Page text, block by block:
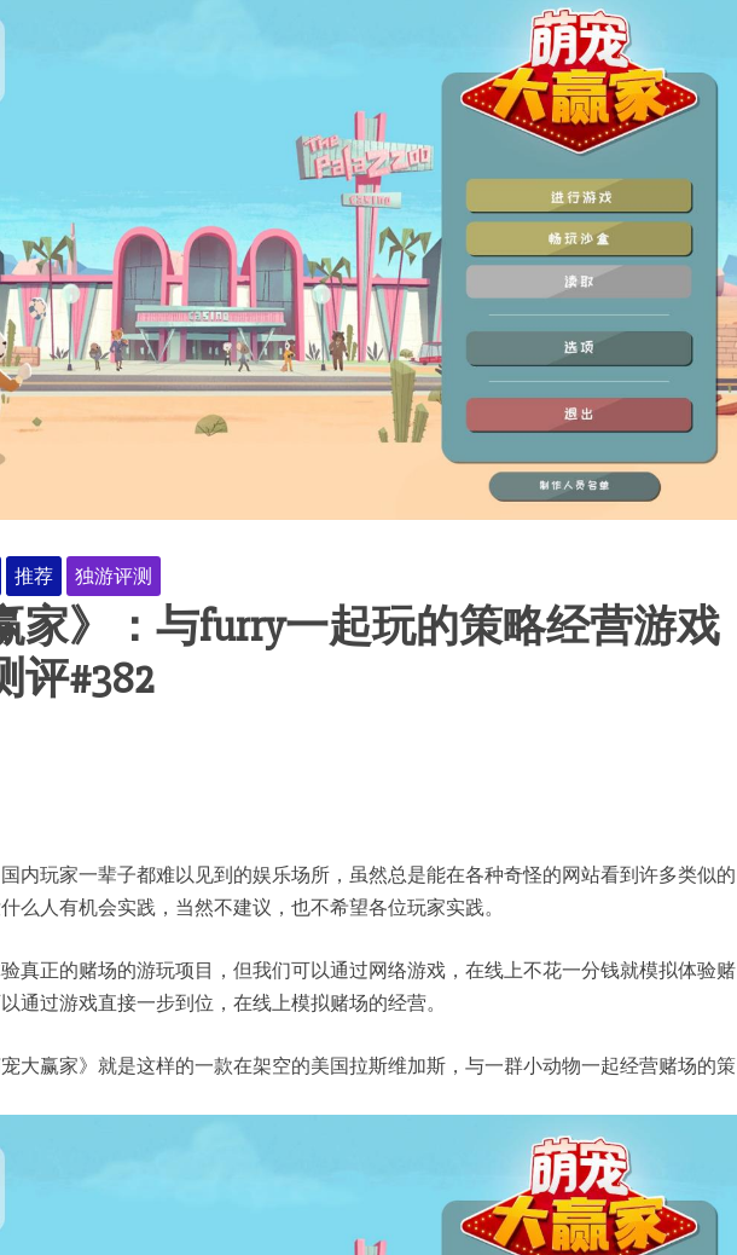
推荐 独游评测
家》：与furry一起玩的策略经营游戏
#382
内玩家一辈子都难以见到的娱乐场所，虽然总是能在各种奇怪的网站看到许多类似的
么人有机会实践，当然不建议，也不希望各位玩家实践。
真正的赌场的游玩项目，但我们可以通过网络游戏，在线上不花一分钱就模拟体验赌
通过游戏直接一步到位，在线上模拟赌场的经营。
大赢家》就是这样的一款在架空的美国拉斯维加斯，与一群小动物一起经营赌场的策